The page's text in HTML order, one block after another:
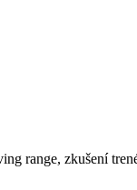
range, zkušení